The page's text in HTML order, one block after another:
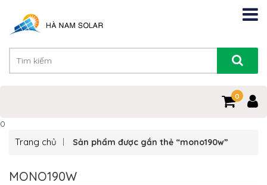
0
0
Trang chủ Sản phẩm được gắn thẻ “mono190w”
MONO190W